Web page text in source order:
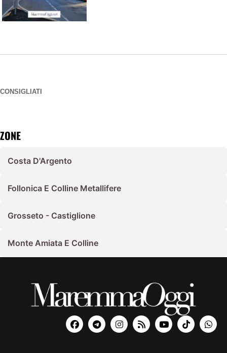
CONSIGLIATI
ZONE
Costa D'Argento
Follonica E Colline Metallifere
Grosseto - Castiglione
Monte Amiata E Colline